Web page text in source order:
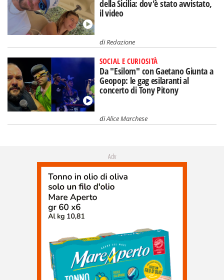
della Sicilia: dov'è stato avvistato,
il video
diRedazione
SOCIAL E CURIOSITÀ
Da "Esilom" con Gaetano Giunta a
Geopop: le gag esilaranti al
concerto di Tony Pitony
diAlice Marchese
Adv